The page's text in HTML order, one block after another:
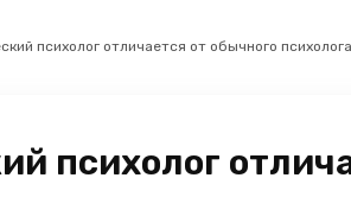
психолог отличается от обычного
психолог